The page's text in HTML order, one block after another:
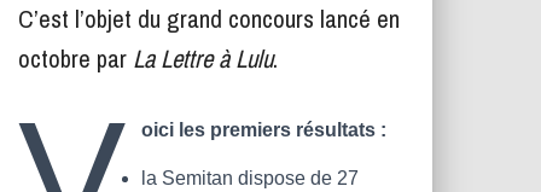
C’est l’objet du grand concours lancé en
octobre par La Lettre à Lulu.
oici les premiers résultats :
la Semitan dispose de 27